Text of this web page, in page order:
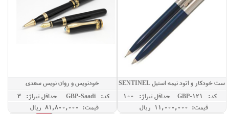
ست خودکار و اتود نیمه استیل SENTINEL
کد: GBP-121
حداقل تيراژ: 100
قیمت: 11,000,000 ريال
خودنویس و روان نویس سعدی
کد: GBP-Saadi
حداقل تيراژ: 3
قیمت: 81,800,000 ريال